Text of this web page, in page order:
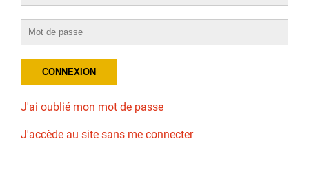
J'ai oublié mon mot de passe
J'accède au site sans me connecter